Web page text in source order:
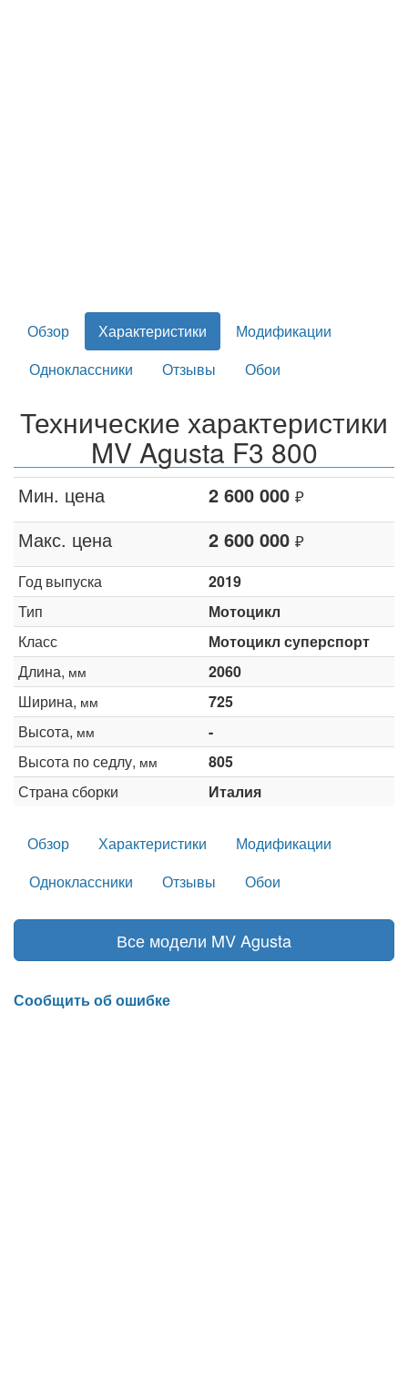
Обзор Характеристики
Модификации
Одноклассники
Отзывы Обои
Технические характеристики
MV Agusta F3 800
Мин. цена 2 600 000 ₽
Макс. цена 2 600 000 ₽
Год выпуска
2019
Тип
Мотоцикл
Класс
Мотоцикл суперспорт
Длина, мм
2060
Ширина, мм
725
Высота, мм
-
Высота по седлу, мм
805
Страна сборки
Италия
Обзор Характеристики
Модификации
Одноклассники
Отзывы Обои
Все модели MV Agusta
Сообщить об ошибке